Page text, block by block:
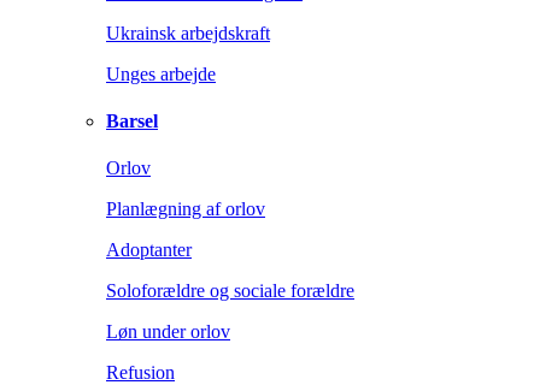
Ukrainsk arbejdskraft
Unges arbejde
Barsel
Orlov
Planlægning af orlov
Adoptanter
Soloforældre og sociale forældre
Løn under orlov
Refusion